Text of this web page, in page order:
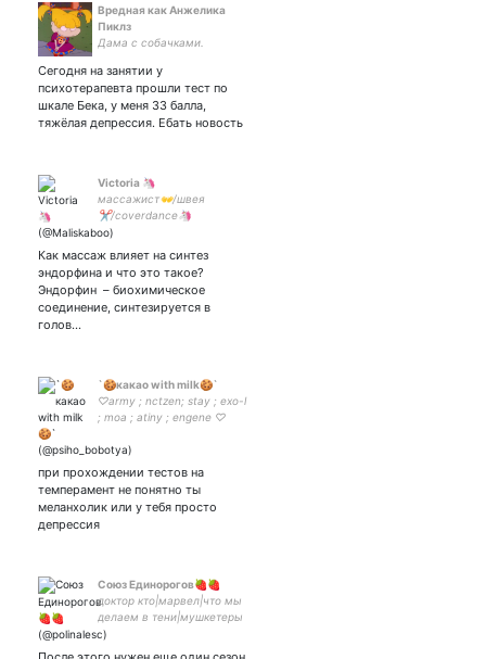
Вредная как Анжелика
Пиклз
Дама с собачками.
Сегодня на занятии у
психотерапевта прошли тест по
шкале Бека, у меня 33 балла,
тяжёлая депрессия. Ебать новость
Victoria 🦄
массажист👐/швея
✂️/coverdance🦄
КРАСНОДАР!
Как массаж влияет на синтез
эндорфина и что это такое?
Эндорфин – биохимическое
соединение, синтезируется в
голов…
`🍪какао with milk🍪`
♡army ; nctzen; stay ; exo-l
; moa ; atiny ; engene ♡
при прохождении тестов на
темперамент не понятно ты
меланхолик или у тебя просто
депрессия
Союз Единорогов🍓🍓
доктор кто|марвел|что мы
делаем в тени|мушкетеры
ббс|мгчд|вампиры средней